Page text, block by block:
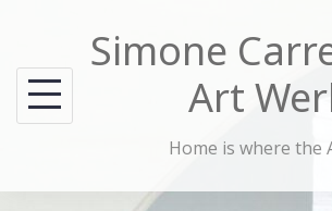
content
Simone
Art
Home is where the